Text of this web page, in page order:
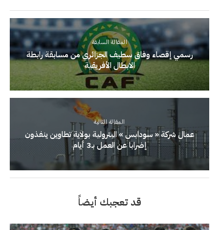
المقالة السابقة
رسمي إقصاء وفاق سطيف الجزائري من مسابقة رابطة
الابطال الأفريقية
المقالة التالية
عمال شركة « سودابس » البترولية بولاية تطاوين ينفذون
إضرابا عن العمل بـ3 أيام
قد تعجبك أيضاً